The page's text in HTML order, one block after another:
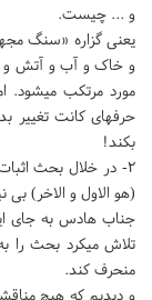
و ... چیست.
یعنی گزاره «سنگ
و خاک و آب و آتش و
مورد مرتکب میشود.
حرفهای کانت تغییر
بکند!
2- در خلال بحث
(هو الاول و الاخر)
جناب هادس به جای
تلاش میکرد بحث را
منحرف کند.
و دیدیم که هیچ